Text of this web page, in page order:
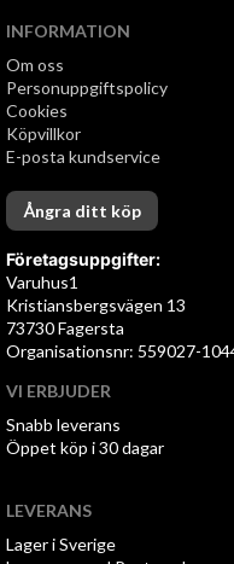
INFORMATION
Om oss
Personuppgiftspolicy
Cookies
Köpvillkor
E-posta kundservice
Ångra ditt köp
Företagsuppgifter:
Varuhus1
Kristiansbergsvägen 13
73730 Fagersta
Organisationsnr: 559027-
VI ERBJUDER
Snabb leverans
Öppet köp i 30 dagar
LEVERANS
Lager i Sverige